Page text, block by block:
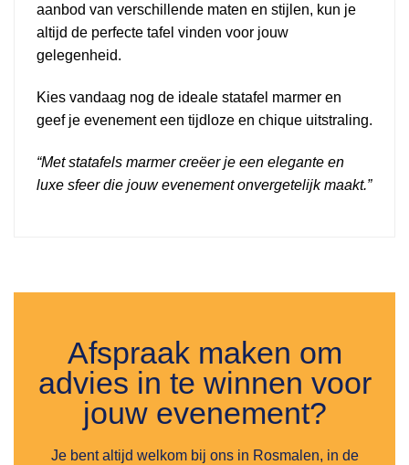
aanbod van verschillende maten en stijlen, kun je
altijd de perfecte tafel vinden voor jouw
gelegenheid.
Kies vandaag nog de ideale statafel marmer en
geef je evenement een tijdloze en chique uitstraling.
“Met statafels marmer creëer je een elegante en
luxe sfeer die jouw evenement onvergetelijk maakt.”
Afspraak maken om
advies in te winnen voor
jouw evenement?
Je bent altijd welkom bij ons in Rosmalen, in de